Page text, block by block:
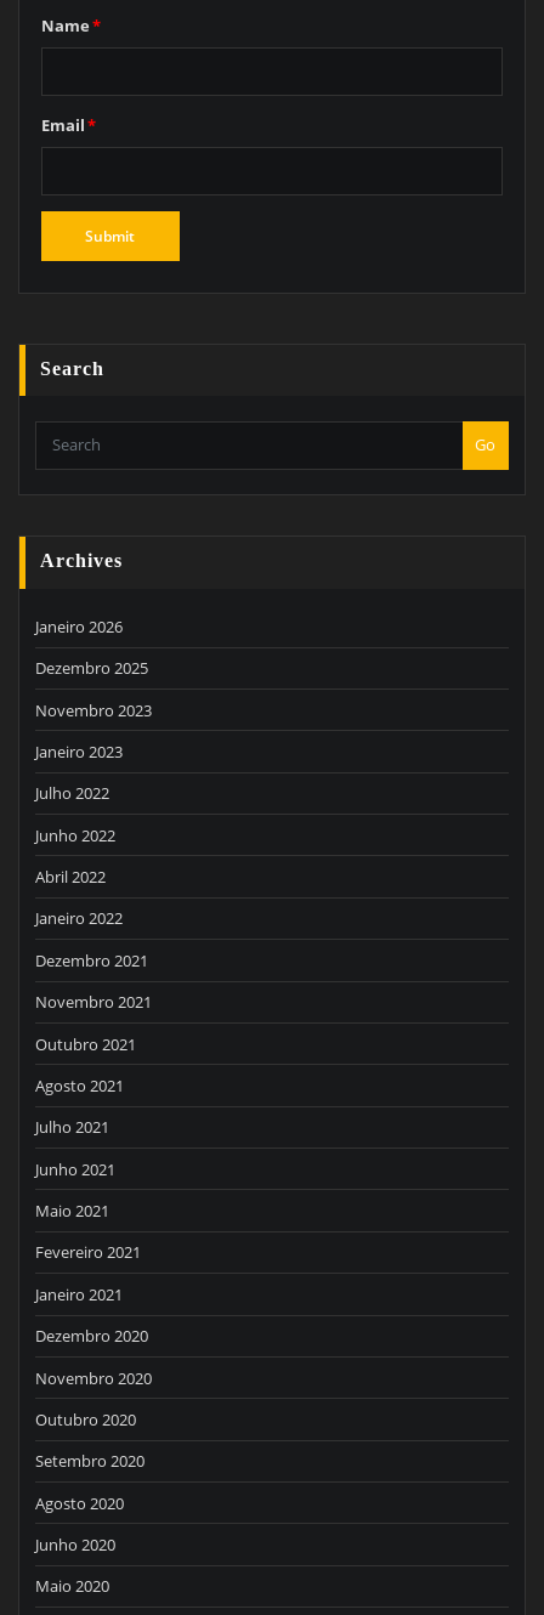
Name*
Email*
Search
Go
Archives
Janeiro 2026
Dezembro 2025
Novembro 2023
Janeiro 2023
Julho 2022
Junho 2022
Abril 2022
Janeiro 2022
Dezembro 2021
Novembro 2021
Outubro 2021
Agosto 2021
Julho 2021
Junho 2021
Maio 2021
Fevereiro 2021
Janeiro 2021
Dezembro 2020
Novembro 2020
Outubro 2020
Setembro 2020
Agosto 2020
Junho 2020
Maio 2020